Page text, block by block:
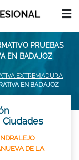
PRUEBAS
EN BADAJOZ
EXTREMADURA
EN BADAJOZ
DE LA